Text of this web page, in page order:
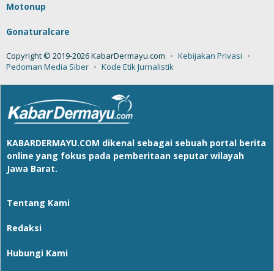
Motonup
Gonaturalcare
Copyright © 2019-2026 KabarDermayu.com
Kebijakan Privasi
Pedoman Media Siber
Kode Etik Jurnalistik
KABARDERMAYU.COM dikenal sebagai sebuah portal berita
online yang fokus pada pemberitaan seputar wilayah
Jawa Barat.
Tentang Kami
Redaksi
Hubungi Kami